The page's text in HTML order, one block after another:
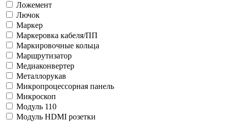
Ложемент
Лючок
Маркер
Маркеровка кабеля/ПП
Маркировочные кольца
Маршрутизатор
Медиаконвертер
Металлорукав
Микропроцессорная панель
Микроскоп
Модуль 110
Модуль HDMI розетки